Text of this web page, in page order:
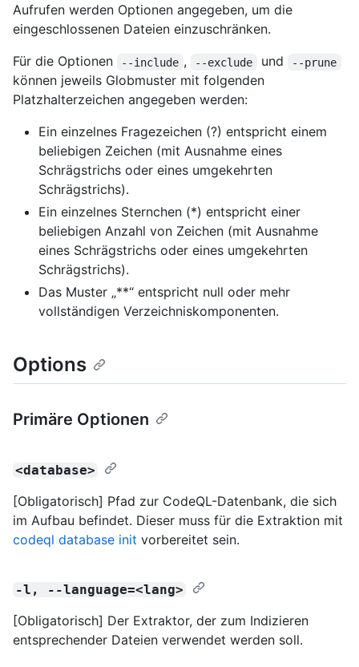
Aufrufen werden Optionen angegeben, um die
eingeschlossenen Dateien einzuschränken.
Für die Optionen
--include , --exclude und --prune
können jeweils Globmuster mit folgenden
Platzhalterzeichen angegeben werden:
Ein einzelnes Fragezeichen (?) entspricht einem
beliebigen Zeichen (mit Ausnahme eines
Schrägstrichs oder eines umgekehrten
Schrägstrichs).
Ein einzelnes Sternchen (*) entspricht einer
beliebigen Anzahl von Zeichen (mit Ausnahme
eines Schrägstrichs oder eines umgekehrten
Schrägstrichs).
Das Muster „**“ entspricht null oder mehr
vollständigen Verzeichniskomponenten.
Options
Primäre Optionen
<database>
[Obligatorisch] Pfad zur CodeQL-Datenbank, die sich
im Aufbau befindet. Dieser muss für die Extraktion mit
codeql database init vorbereitet sein.
-l, --language=<lang>
[Obligatorisch] Der Extraktor, der zum Indizieren
entsprechender Dateien verwendet werden soll.